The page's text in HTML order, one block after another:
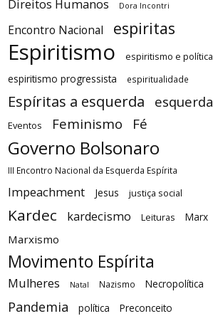
Direitos Humanos Dora Incontri
Encontro Nacional espiritas
Espiritismo espiritismo e política
espiritismo progressista espiritualidade
Espíritas a esquerda esquerda
Eventos Feminismo Fé
Governo Bolsonaro
III Encontro Nacional da Esquerda Espírita
Impeachment Jesus justiça social
Kardec kardecismo Leituras Marx
Marxismo
Movimento Espírita
Mulheres Natal Nazismo Necropolítica
Pandemia política Preconceito